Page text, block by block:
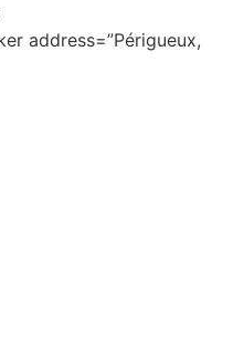
address=”Périgueux,